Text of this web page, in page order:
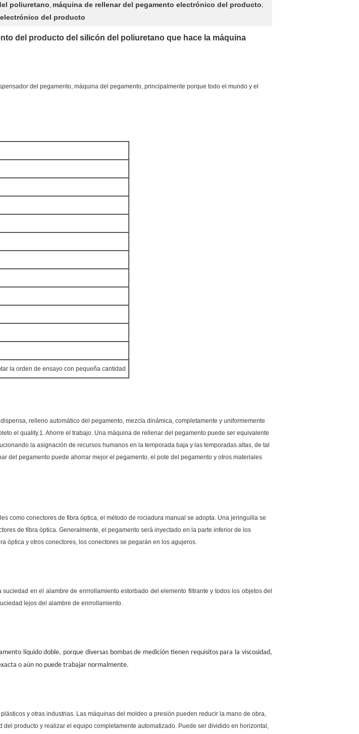
poliuretano, máquina de rellenar del pegamento electrónico del producto,
del producto
del producto del silicón del poliuretano que hace la máquina
del pegamento, máquina del pegamento, principalmente porque todo el mundo y el
la orden de ensayo con pequeña cantidad
relleno automático del pegamento, mezcla dinámica, completamente y uniformemente
el quality.1. Ahorre el trabajo. Una máquina de rellenar del pegamento puede ser equivalente
la asignación de recursos humanos en la temporada baja y las temporadas altas, de tal
del pegamento puede ahorrar mejor el pegamento, el pote del pegamento y otros materiales
como conectores de fibra óptica, el método de rociadura manual se adopta. Una jeringuilla se
de fibra óptica. Generalmente, el pegamento será inyectado en la parte inferior de los
óptica y otros conectores, los conectores se pegarán en los agujeros.
en el alambre de enrrollamiento estorbado del elemento filtrante y todos los objetos del
lejos del alambre de enrrollamiento.
líquido doble, porque diversas bombas de medición tienen requisitos para la viscosidad,
o aún no puede trabajar normalmente.
y otras industrias. Las máquinas del moldeo a presión pueden reducir la mano de obra,
producto y realizar el equipo completamente automatizado. Puede ser dividido en horizontal,